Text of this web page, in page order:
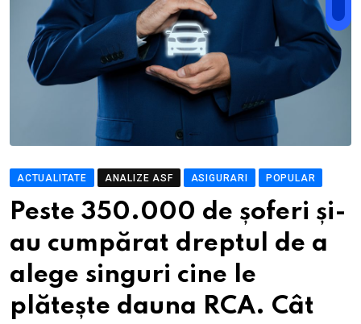
ACTUALITATE ANALIZE ASF ASIGURARI POPULAR
Peste 350.000 de șoferi și-
au cumpărat dreptul de a
alege singuri cine le
plătește dauna RCA. Cât